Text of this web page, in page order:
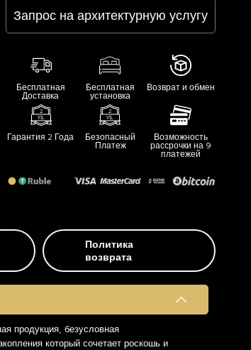
Запрос на архитектурную услугу
Бесплатная
Доставка
Бесплатная
установка
Возврат и обмен
Гарантия 2 Года
Безопасный
Платеж
Возможность
рассрочки на 9
платежей
Политика
возврата
продукция, безусловная
который сочетает роскошь и